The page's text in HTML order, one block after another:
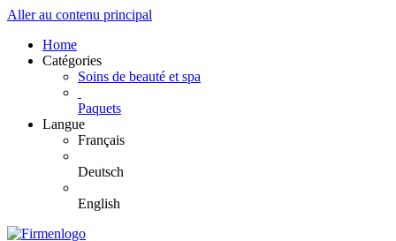
Aller au contenu principal
Home
Catégories
Soins de beauté et spa
Paquets
Langue
Français
Deutsch
English